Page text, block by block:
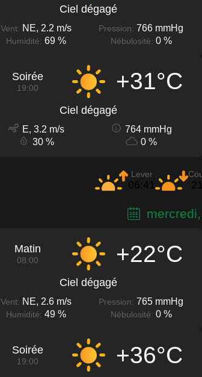
Ciel dégagé
Vent: NE, 2.2 m/s Pression: 766 mmHg
Humidité: 69 % Nébulosité: 0 %
Soirée
19:00 +31°C
Ciel dégagé
E, 3.2 m/s
764 mmHg
30 %
0 %
Lever
06:41
Matin
08:00 +22°C
Ciel dégagé
Vent: NE, 2.6 m/s Pression: 765 mmHg
Humidité: 49 % Nébulosité: 0 %
Soirée
19:00 +36°C